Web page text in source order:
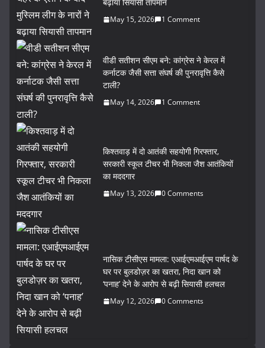
May 15, 2026 1 Comment
वीडी सतीशन सीएम बने: कांग्रेस ने केरल में
कर्नाटक जैसी सत्ता संघर्ष की पुनरावृत्ति कैसे
टाली?
May 14, 2026 1 Comment
किश्तवाड़ में दो आतंकी सहयोगी गिरफ्तार,
सरकारी स्कूल टीचर भी निकला जैश आतंकियों
का मददगार
May 13, 2026 0 Comments
नासिक टीसीएस मामला: एआईएमआईएम पार्षद के
घर पर बुलडोज़र का खतरा, निदा खान को
‘पनाह’ देने के आरोप से बढ़ी सियासी हलचल
May 12, 2026 0 Comments